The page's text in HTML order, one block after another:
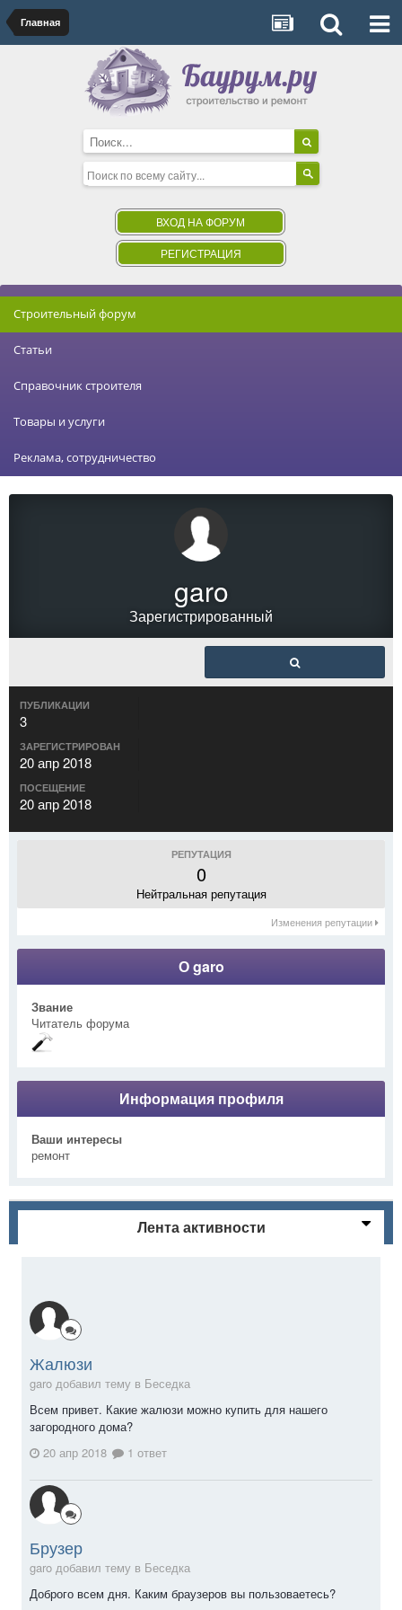
Главная
ВХОД НА ФОРУМ
РЕГИСТРАЦИЯ
Строительный форум
Статьи
Справочник строителя
Товары и услуги
Реклама, сотрудничество
garo
Зарегистрированный
ПУБЛИКАЦИИ
3
ЗАРЕГИСТРИРОВАН
20 апр 2018
ПОСЕЩЕНИЕ
20 апр 2018
РЕПУТАЦИЯ
0
Нейтральная репутация
Изменения репутации
О garo
Звание
Читатель форума
Информация профиля
Ваши интересы
ремонт
Лента активности
Жалюзи
garo добавил тему в Беседка
Всем привет. Какие жалюзи можно купить для нашего
загородного дома?
20 апр 2018
1 ответ
Брузер
garo добавил тему в Беседка
Доброго всем дня. Каким браузеров вы пользоваетесь?